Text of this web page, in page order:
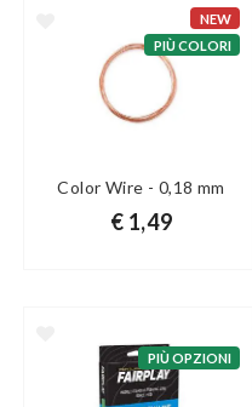
NEW
PIÙ COLORI
Color Wire - 0,18 mm
€ 1,49
PIÙ OPZIONI